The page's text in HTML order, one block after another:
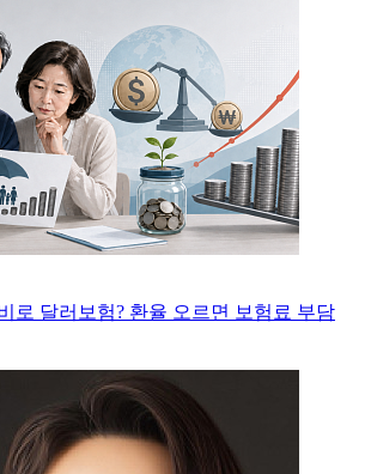
로 달러보험? 환율 오르면 보험료 부담